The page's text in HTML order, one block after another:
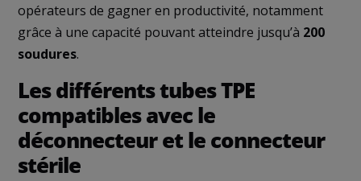
opérateurs de gagner en productivité, notamment
grâce à une capacité pouvant atteindre jusqu’à 200
soudures.
Les différents tubes TPE
compatibles avec le
déconnecteur et le connecteur
stérile